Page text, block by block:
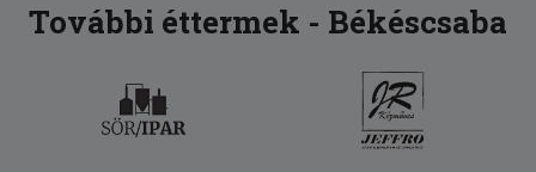
További éttermek - Békéscsaba